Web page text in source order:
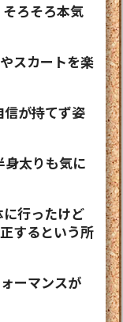
ろそろ本気
スカートを楽
が持てず姿
太りも気に
行ったけど
するという所
ーマンスが